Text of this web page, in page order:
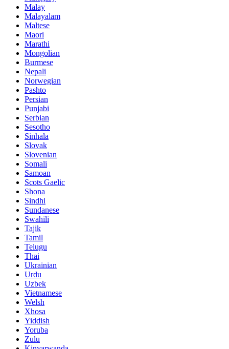
Malay
Malayalam
Maltese
Maori
Marathi
Mongolian
Burmese
Nepali
Norwegian
Pashto
Persian
Punjabi
Serbian
Sesotho
Sinhala
Slovak
Slovenian
Somali
Samoan
Scots Gaelic
Shona
Sindhi
Sundanese
Swahili
Tajik
Tamil
Telugu
Thai
Ukrainian
Urdu
Uzbek
Vietnamese
Welsh
Xhosa
Yiddish
Yoruba
Zulu